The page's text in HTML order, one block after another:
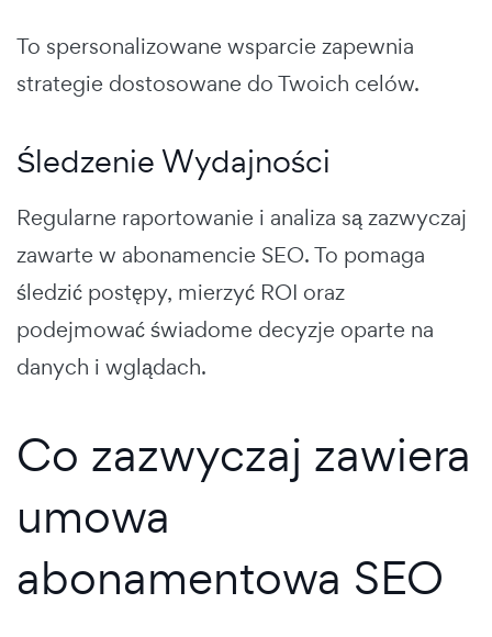
To spersonalizowane wsparcie zapewnia
strategie dostosowane do Twoich celów.
Śledzenie Wydajności
Regularne raportowanie i analiza są zazwyczaj
zawarte w abonamencie SEO. To pomaga
śledzić postępy, mierzyć ROI oraz
podejmować świadome decyzje oparte na
danych i wglądach.
Co zazwyczaj zawiera
umowa
abonamentowa SEO